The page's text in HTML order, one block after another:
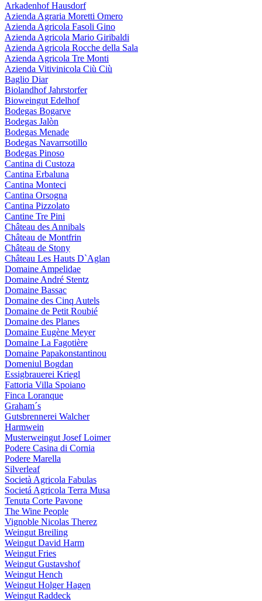
Arkadenhof Hausdorf
Azienda Agraria Moretti Omero
Azienda Agricola Fasoli Gino
Azienda Agricola Mario Giribaldi
Azienda Agricola Rocche della Sala
Azienda Agricola Tre Monti
Azienda Vitivinicola Ciù Ciù
Baglio Diar
Biolandhof Jahrstorfer
Bioweingut Edelhof
Bodegas Bogarve
Bodegas Jalòn
Bodegas Menade
Bodegas Navarrsotillo
Bodegas Pinoso
Cantina di Custoza
Cantina Erbaluna
Cantina Monteci
Cantina Orsogna
Cantina Pizzolato
Cantine Tre Pini
Château des Annibals
Château de Montfrin
Château de Stony
Château Les Hauts D`Aglan
Domaine Ampelidae
Domaine André Stentz
Domaine Bassac
Domaine des Cinq Autels
Domaine de Petit Roubié
Domaine des Planes
Domaine Eugène Meyer
Domaine La Fagotière
Domaine Papakonstantinou
Domeniul Bogdan
Essigbrauerei Kriegl
Fattoria Villa Spoiano
Finca Loranque
Graham´s
Gutsbrennerei Walcher
Harmwein
Musterweingut Josef Loimer
Podere Casina di Cornia
Podere Marella
Silverleaf
Società Agricola Fabulas
Societá Agricola Terra Musa
Tenuta Corte Pavone
The Wine People
Vignoble Nicolas Therez
Weingut Breiling
Weingut David Harm
Weingut Fries
Weingut Gustavshof
Weingut Hench
Weingut Holger Hagen
Weingut Raddeck